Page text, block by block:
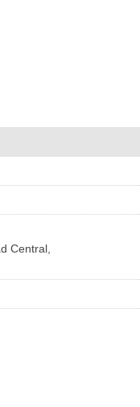
Central,